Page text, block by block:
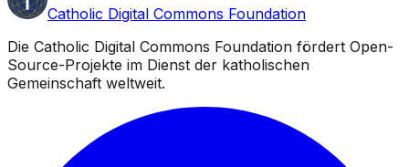
Catholic Digital Commons Foundation
Die Catholic Digital Commons Foundation fördert Open-
Source-Projekte im Dienst der katholischen
Gemeinschaft weltweit.